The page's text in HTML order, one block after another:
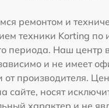
ремонтом и
техники Korting по
периода. Наш центр
и не имеет
от производителя.
сайте, носят
характер и не